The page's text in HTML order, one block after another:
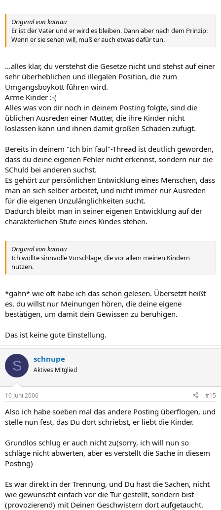
Original von katnau
Er ist der Vater und er wird es bleiben. Dann aber nach dem Prinzip:
Wenn er sie sehen will, muß er auch etwas dafür tun.
...alles klar, du verstehst die Gesetze nicht und stehst auf einer
sehr überheblichen und illegalen Position, die zum
Umgangsboykott führen wird.
Arme Kinder :-(
Alles was von dir noch in deinem Posting folgte, sind die
üblichen Ausreden einer Mutter, die ihre Kinder nicht
loslassen kann und ihnen damit großen Schaden zufügt.
Bereits in deinem "Ich bin faul"-Thread ist deutlich geworden,
dass du deine eigenen Fehler nicht erkennst, sondern nur die
SChuld bei anderen suchst.
Es gehört zur persönlichen Entwicklung eines Menschen, dass
man an sich selber arbeitet, und nicht immer nur Ausreden
für die eigenen Unzulänglichkeiten sucht.
Dadurch bleibt man in seiner eigenen Entwicklung auf der
charakterlichen Stufe eines Kindes stehen.
Original von katnau
Ich wollte sinnvolle Vorschläge, die vor allem meinen Kindern
nutzen.
*gähn* wie oft habe ich das schon gelesen. Übersetzt heißt
es, du willst nur Meinungen hören, die deine eigene
bestätigen, um damit dein Gewissen zu beruhigen.
Das ist keine gute Einstellung.
S schnupe
Aktives Mitglied
10 Juni 2006 #15
Also ich habe soeben mal das andere Posting überflogen, und
stelle nun fest, das Du dort schriebst, er liebt die Kinder.
Grundlos schlug er auch nicht zu(sorry, ich will nun so
schläge nicht abwerten, aber es verstellt die Sache in diesem
Posting)
Es war direkt in der Trennung, und Du hast die Sachen, nicht
wie gewünscht einfach vor die Tür gestellt, sondern bist
(provozierend) mit Deinen Geschwistern dort aufgetaucht.